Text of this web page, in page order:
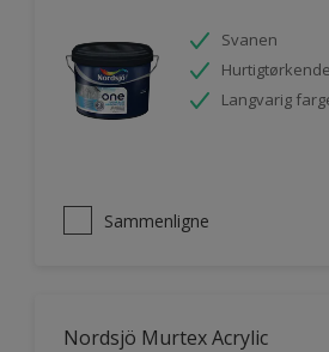
Svanen
Hurtigtørkende
Langvarig
Sammenligne
Nordsjö Murtex Acrylic